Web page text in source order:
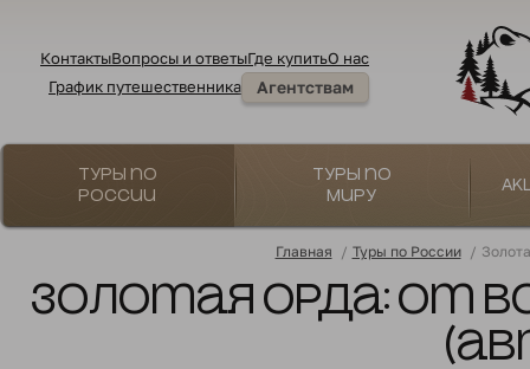
КонтактыВопросы и ответыГде купитьО нас
График путешественника
Агентствам
Туры по
России
Туры по
миру
Главная / Туры по России /
Золотая Орда: от